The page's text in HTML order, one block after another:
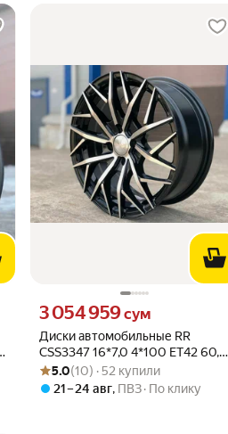
Диски автомобильные RR
CSS3347 16*7,0 4*100 ET42 60,1
B-P
Цена 3054959 сум вместо
3 054 959сум
Рейтинг товара: 5.0 из 5
Оценок: (10) · 52 купили
5.0(10) · 52 купили
21 – 24 авг, ПВЗ По клику